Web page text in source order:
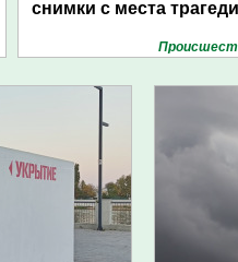
снимки с места